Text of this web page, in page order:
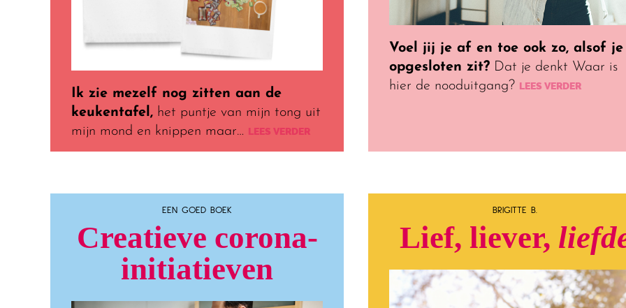
Ik zie mezelf nog zitten aan de
keukentafel, het puntje van mijn tong uit
mijn mond en knippen maar… LEES VERDER
Voel jij je af en toe ook zo, alsof je
opgesloten zit? Dat je denkt Waar is
hier de nooduitgang? LEES VERDER
EEN GOED BOEK
Creatieve corona-
initiatieven
BRIGITTE B.
Lief, liever,